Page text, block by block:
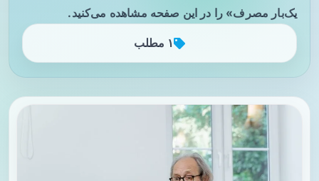
یک‌بار مصرف» را در این صفحه مشاهده می‌کنید.
۱ مطلب